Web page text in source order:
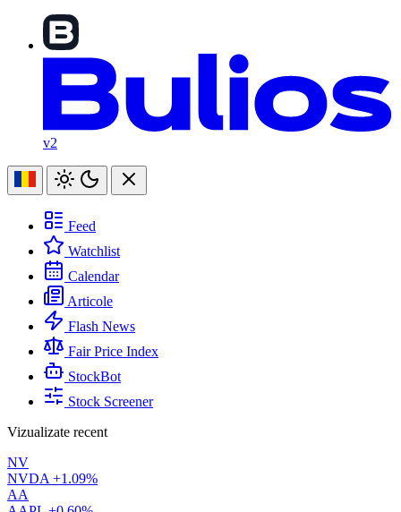
v2
Feed
Watchlist
Calendar
Articole
Flash News
Fair Price Index
StockBot
Stock Screener
Vizualizate recent
NV
NVDA +1.09%
AA